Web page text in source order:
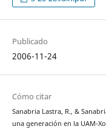
Publicado
2006-11-24
Cómo citar
Sanabria Lastra, R., &
una generación en la UAM-